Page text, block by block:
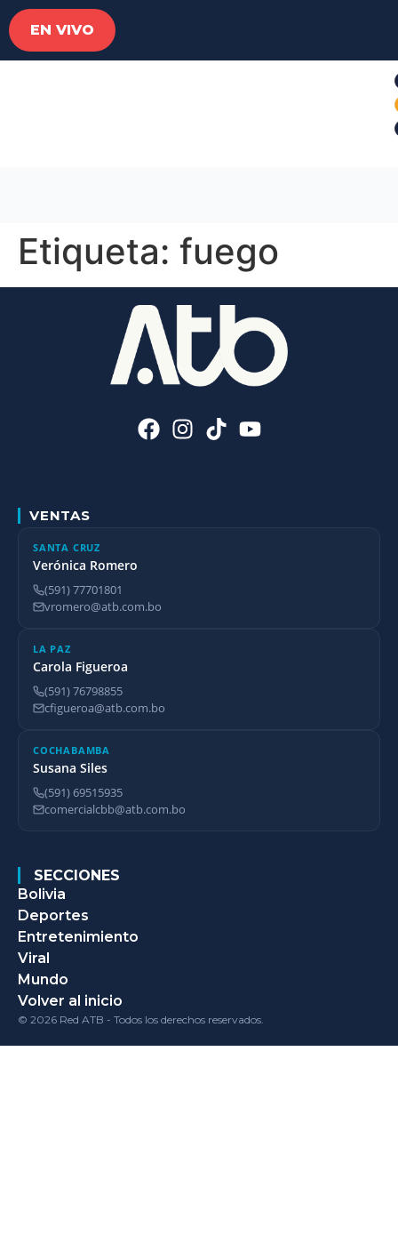
EN VIVO
Etiqueta: fuego
VENTAS
SANTA CRUZ
Verónica Romero
(591) 77701801
vromero@atb.com.bo
LA PAZ
Carola Figueroa
(591) 76798855
cfigueroa@atb.com.bo
COCHABAMBA
Susana Siles
(591) 69515935
comercialcbb@atb.com.bo
SECCIONES
Bolivia
Deportes
Entretenimiento
Viral
Mundo
Volver al inicio
© 2026 Red ATB - Todos los derechos reservados.